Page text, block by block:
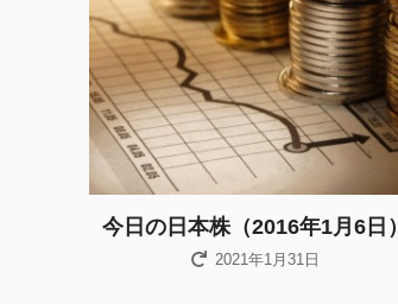
今日の日本株（2016年1月6日）
2021年1月31日